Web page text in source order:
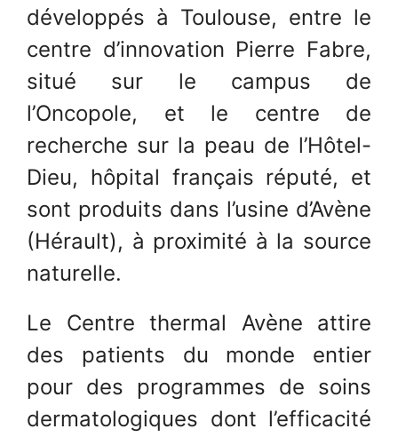
développés à Toulouse, entre le
centre d’innovation Pierre Fabre,
situé sur le campus de
l’Oncopole, et le centre de
recherche sur la peau de l’Hôtel-
Dieu, hôpital français réputé, et
sont produits dans l’usine d’Avène
(Hérault), à proximité à la source
naturelle.
Le Centre thermal Avène attire
des patients du monde entier
pour des programmes de soins
dermatologiques dont l’efficacité